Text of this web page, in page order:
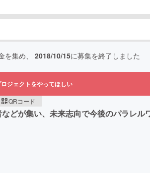
を集め、 2018/10/15に募集を終了しました
ジェクトをやってほしい
QRコード
どが集い、未来志向で今後のパラレ